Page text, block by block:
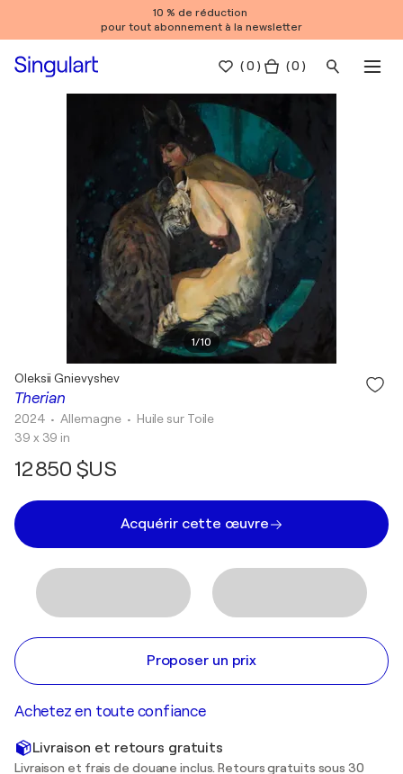
10 % de réduction
pour tout abonnement à la newsletter
(0 ) ( 0 )
1/10
Therian
Oleksii Gnievyshev
2024 • Allemagne • Huile sur Toile
39 x 39 in
12 850 $US
Acquérir cette œuvre
Proposer un prix
Achetez en toute confiance
Livraison et retours gratuits
Livraison et frais de douane inclus. Retours gratuits sous 30